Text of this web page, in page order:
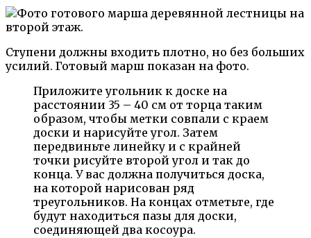
Ступени должны входить плотно, но без больших
усилий. Готовый марш показан на фото.
Приложите угольник к доске на
расстоянии 35 – 40 см от торца таким
образом, чтобы метки совпали с краем
доски и нарисуйте угол. Затем
передвиньте линейку и с крайней
точки рисуйте второй угол и так до
конца. У вас должна получиться доска,
на которой нарисован ряд
треугольников. На концах отметьте, где
будут находиться пазы для доски,
соединяющей два косоура.